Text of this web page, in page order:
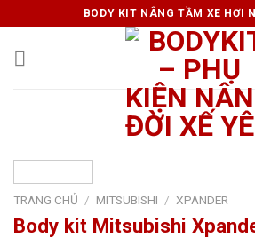
to
content
BODY KIT NÂNG TẦM XE HƠI
TRANG CHỦ / MITSUBISHI / XPANDER
Body kit Mitsubishi